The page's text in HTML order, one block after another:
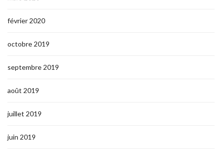
février 2020
octobre 2019
septembre 2019
août 2019
juillet 2019
juin 2019